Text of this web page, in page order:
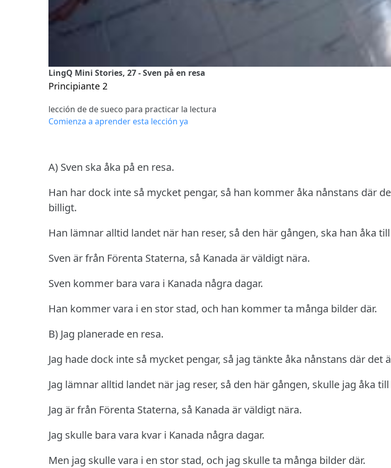
LingQ Mini Stories, 27 - Sven på en resa
Principiante 2
lección de de sueco para practicar la lectura
Comienza a aprender esta lección ya
A) Sven ska åka på en resa.
Han har dock inte så mycket pengar, så han kommer åka nånstans där
billigt.
Han lämnar alltid landet när han reser, så den här gången, ska han åka
Sven är från Förenta Staterna, så Kanada är väldigt nära.
Sven kommer bara vara i Kanada några dagar.
Han kommer vara i en stor stad, och han kommer ta många bilder där.
B) Jag planerade en resa.
Jag hade dock inte så mycket pengar, så jag tänkte åka nånstans där det
Jag lämnar alltid landet när jag reser, så den här gången, skulle jag åka till
Jag är från Förenta Staterna, så Kanada är väldigt nära.
Jag skulle bara vara kvar i Kanada några dagar.
Men jag skulle vara i en stor stad, och jag skulle ta många bilder där.